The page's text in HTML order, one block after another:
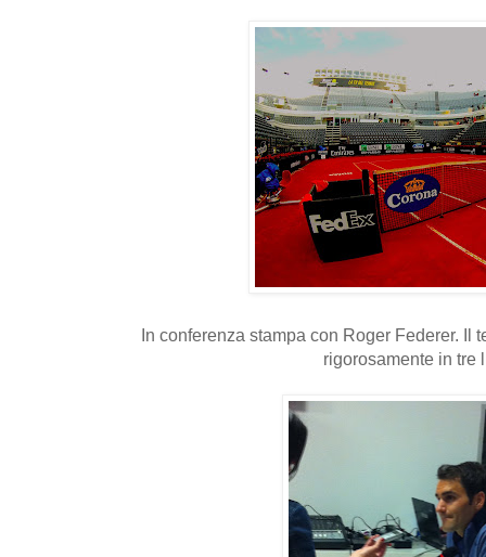
In conferenza stampa con Roger Federer. Il
rigorosamente in tre